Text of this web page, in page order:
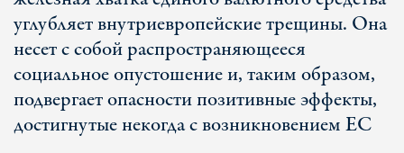
углубляет внутриевропейские трещины. Она
несет с собой распространяющееся
социальное опустошение и, таким образом,
подвергает опасности позитивные эффекты,
достигнутые некогда с возникновением ЕС